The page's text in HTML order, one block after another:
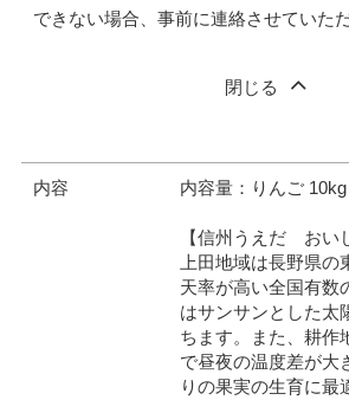
できない場合、事前に連絡させていた
閉じる
内容 内容量：りんご 10kg
【信州うえだ おい
上田地域は長野県
天率が高い全国有数
はサンサンとした太
ちます。また、耕作
で昼夜の温度差が大
りの果実の生育に最